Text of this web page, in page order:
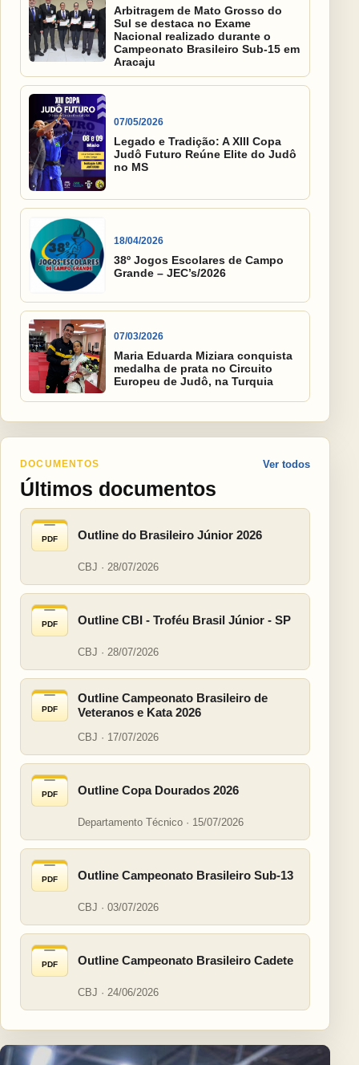
Arbitragem de Mato Grosso do
Sul se destaca no Exame
Nacional realizado durante o
Campeonato Brasileiro Sub-15 em
Aracaju
07/05/2026
Legado e Tradição: A XIII Copa
Judô Futuro Reúne Elite do Judô
no MS
18/04/2026
38º Jogos Escolares de Campo
Grande – JEC’s/2026
07/03/2026
Maria Eduarda Miziara conquista
medalha de prata no Circuito
Europeu de Judô, na Turquia
DOCUMENTOS
Últimos documentos
Ver todos
PDF Outline do Brasileiro Júnior 2026
CBJ · 28/07/2026
PDF Outline CBI - Troféu Brasil Júnior - SP
CBJ · 28/07/2026
PDF
Outline Campeonato Brasileiro de
Veteranos e Kata 2026
CBJ · 17/07/2026
PDF Outline Copa Dourados 2026
Departamento Técnico · 15/07/2026
PDF Outline Campeonato Brasileiro Sub-13
CBJ · 03/07/2026
PDF Outline Campeonato Brasileiro Cadete
CBJ · 24/06/2026